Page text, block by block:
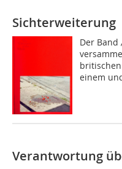
Sichterweiterung
Der Band
einem
Verantwortung